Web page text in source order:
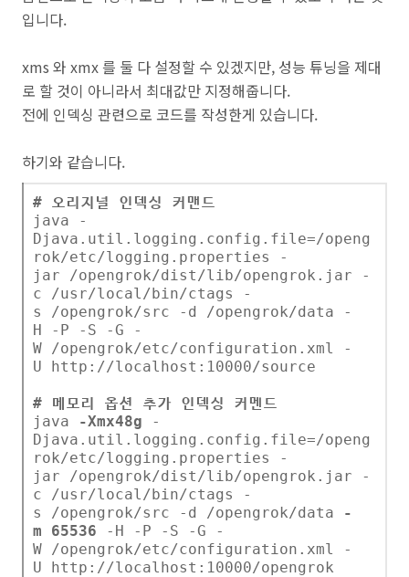
입니다.
xms 와 xmx 를 둘 다 설정할 수 있겠지만, 성능 튜닝을 제대
로 할 것이 아니라서 최대값만 지정해줍니다.
전에 인덱싱 관련으로 코드를 작성한게 있습니다.
하기와 같습니다.
# 오리지널 인덱싱 커맨드
java -
Djava.util.logging.config.file=/openg
rok/etc/logging.properties -
jar /opengrok/dist/lib/opengrok.jar -
c /usr/local/bin/ctags -
s /opengrok/src -d /opengrok/data -
H -P -S -G -
W /opengrok/etc/configuration.xml -
U http://localhost:10000/source
# 메모리 옵션 추가 인덱싱 커멘드
java
-Xmx48g -
Djava.util.logging.config.file=/openg
rok/etc/logging.properties -
jar /opengrok/dist/lib/opengrok.jar -
c /usr/local/bin/ctags -
s /opengrok/src -d /opengrok/data
-
m 65536 -H -P -S -G -
W /opengrok/etc/configuration.xml -
U http://localhost:10000/opengrok